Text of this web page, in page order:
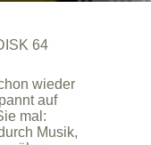
DISK 64
wieder
auf
mal:
Musik,